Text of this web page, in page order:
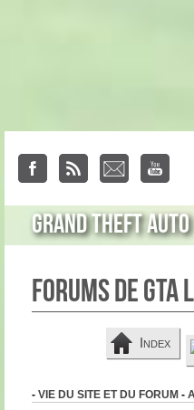
Grand Theft Auto
Forums de GTA
Index
- VIE DU SITE ET DU FORUM -